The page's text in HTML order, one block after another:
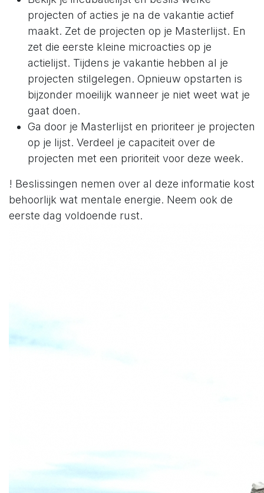
projecten of acties je na de vakantie actief
maakt. Zet de projecten op je Masterlijst. En
zet die eerste kleine microacties op je
actielijst. Tijdens je vakantie hebben al je
projecten stilgelegen. Opnieuw opstarten is
bijzonder moeilijk wanneer je niet weet wat je
gaat doen.
Ga door je Masterlijst en prioriteer je projecten
op je lijst. Verdeel je capaciteit over de
projecten met een prioriteit voor deze week.
! Beslissingen nemen over al deze informatie kost
behoorlijk wat mentale energie. Neem ook de
eerste dag voldoende rust.